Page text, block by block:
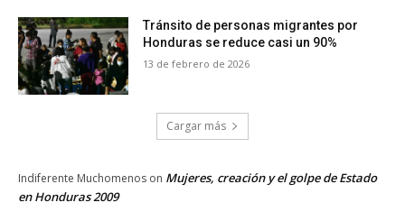
Tránsito de personas migrantes por
Honduras se reduce casi un 90%
13 de febrero de 2026
Cargar más
Indiferente Muchomenos on Mujeres, creación y el golpe de Estado
en Honduras 2009